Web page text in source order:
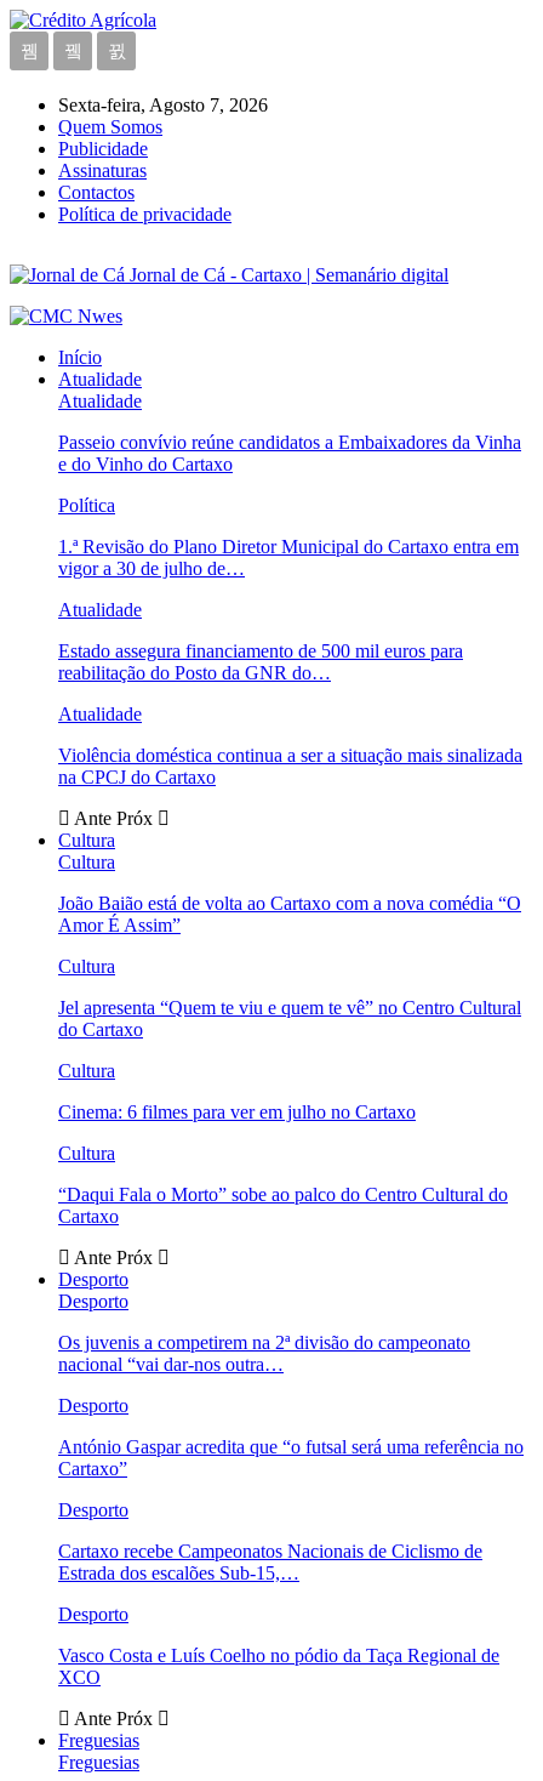
Sexta-feira, Agosto 7, 2026
Quem Somos
Publicidade
Assinaturas
Contactos
Política de privacidade
Jornal de Cá - Cartaxo | Semanário digital
Início
Atualidade
Atualidade
Passeio convívio reúne candidatos a Embaixadores da Vinha
e do Vinho do Cartaxo
Política
1.ª Revisão do Plano Diretor Municipal do Cartaxo entra em
vigor a 30 de julho de…
Atualidade
Estado assegura financiamento de 500 mil euros para
reabilitação do Posto da GNR do…
Atualidade
Violência doméstica continua a ser a situação mais sinalizada
na CPCJ do Cartaxo
Ante Próx
Cultura
Cultura
João Baião está de volta ao Cartaxo com a nova comédia “O
Amor É Assim”
Cultura
Jel apresenta “Quem te viu e quem te vê” no Centro Cultural
do Cartaxo
Cultura
Cinema: 6 filmes para ver em julho no Cartaxo
Cultura
“Daqui Fala o Morto” sobe ao palco do Centro Cultural do
Cartaxo
Ante Próx
Desporto
Desporto
Os juvenis a competirem na 2ª divisão do campeonato
nacional “vai dar-nos outra…
Desporto
António Gaspar acredita que “o futsal será uma referência no
Cartaxo”
Desporto
Cartaxo recebe Campeonatos Nacionais de Ciclismo de
Estrada dos escalões Sub-15,…
Desporto
Vasco Costa e Luís Coelho no pódio da Taça Regional de
XCO
Ante Próx
Freguesias
Freguesias